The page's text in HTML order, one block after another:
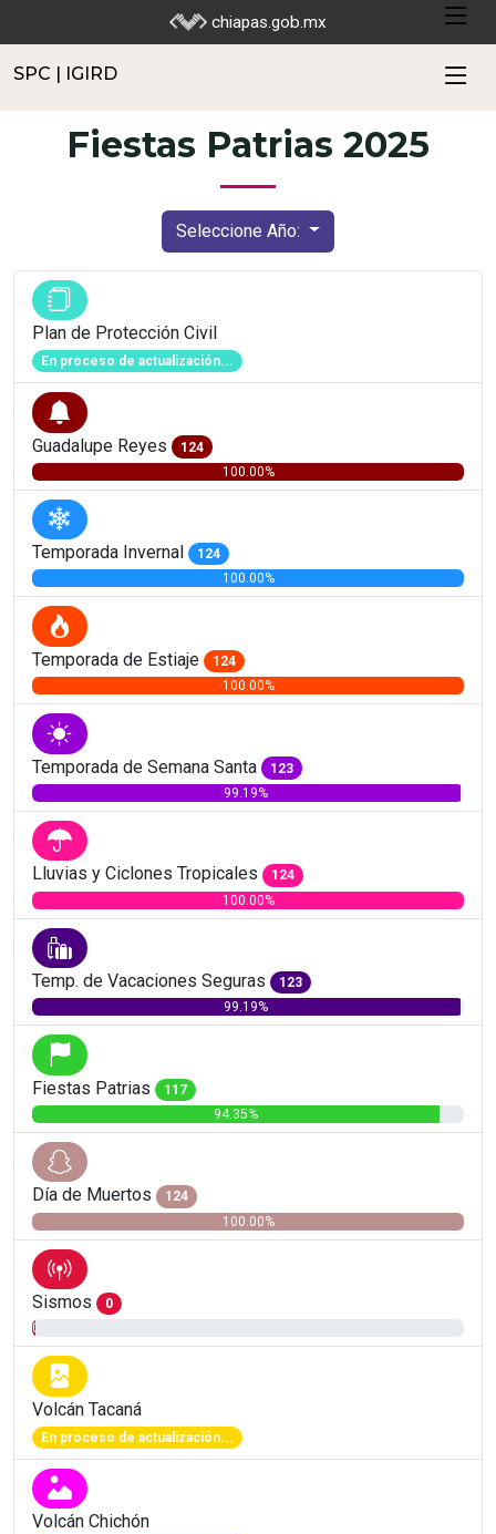
chiapas.gob.mx
SPC | IGIRD
Fiestas Patrias 2025
Seleccione Año:
Plan de Protección Civil
En proceso de actualización...
Guadalupe Reyes
124
100.00%
Temporada Invernal
124
100.00%
Temporada de Estiaje
124
100.00%
Temporada de Semana Santa
123
99.19%
Lluvias y Ciclones Tropicales
124
100.00%
Temp. de Vacaciones Seguras
123
99.19%
Fiestas Patrias
117
94.35%
Día de Muertos
124
100.00%
Sismos
0
0.81%
Volcán Tacaná
En proceso de actualización...
Volcán Chichón